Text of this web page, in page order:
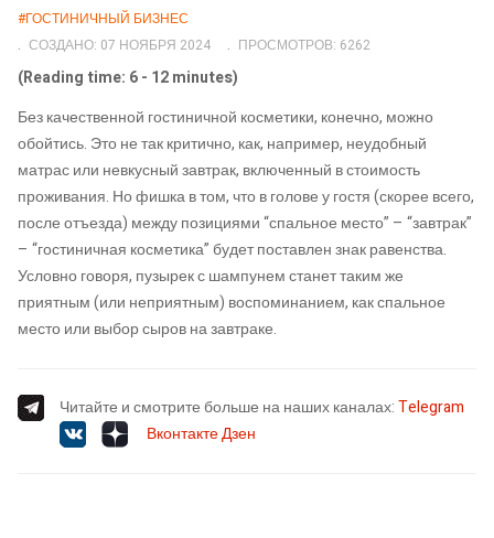
#ГОСТИНИЧНЫЙ БИЗНЕС
СОЗДАНО: 07 НОЯБРЯ 2024
ПРОСМОТРОВ: 6262
(Reading time: 6 - 12 minutes)
Без качественной гостиничной косметики, конечно, можно
обойтись. Это не так критично, как, например, неудобный
матрас или невкусный завтрак, включенный в стоимость
проживания. Но фишка в том, что в голове у гостя (скорее всего,
после отъезда) между позициями “спальное место” – “завтрак”
– “гостиничная косметика” будет поставлен знак равенства.
Условно говоря, пузырек с шампунем станет таким же
приятным (или неприятным) воспоминанием, как спальное
место или выбор сыров на завтраке.
Читайте и смотрите больше на наших каналах:Telegram
ВконтактеДзен